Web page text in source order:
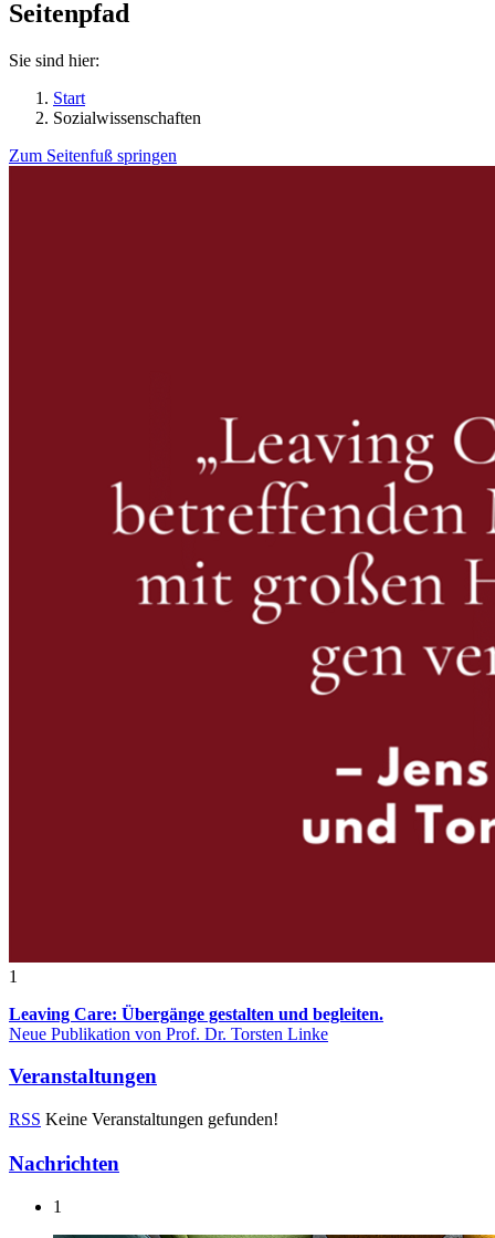
Seitenpfad
Sie sind hier:
Start
Sozialwissenschaften
Zum Seitenfuß springen
1
Leaving Care: Übergänge gestalten und begleiten.
Neue Publikation von Prof. Dr. Torsten Linke
Veranstaltungen
RSS Keine Veranstaltungen gefunden!
Nachrichten
1